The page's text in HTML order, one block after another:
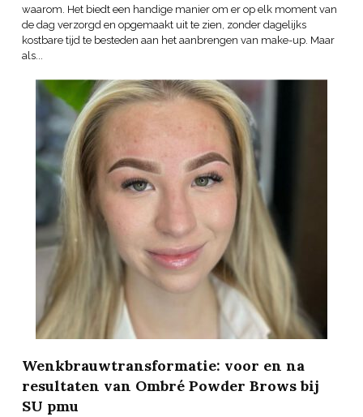
waarom. Het biedt een handige manier om er op elk moment van
de dag verzorgd en opgemaakt uit te zien, zonder dagelijks
kostbare tijd te besteden aan het aanbrengen van make-up. Maar
als...
Wenkbrauwtransformatie: voor en na
resultaten van Ombré Powder Brows bij
SU pmu